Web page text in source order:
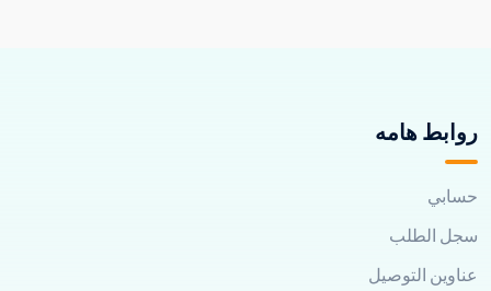
روابط هامه
حسابي
سجل الطلب
عناوين التوصيل